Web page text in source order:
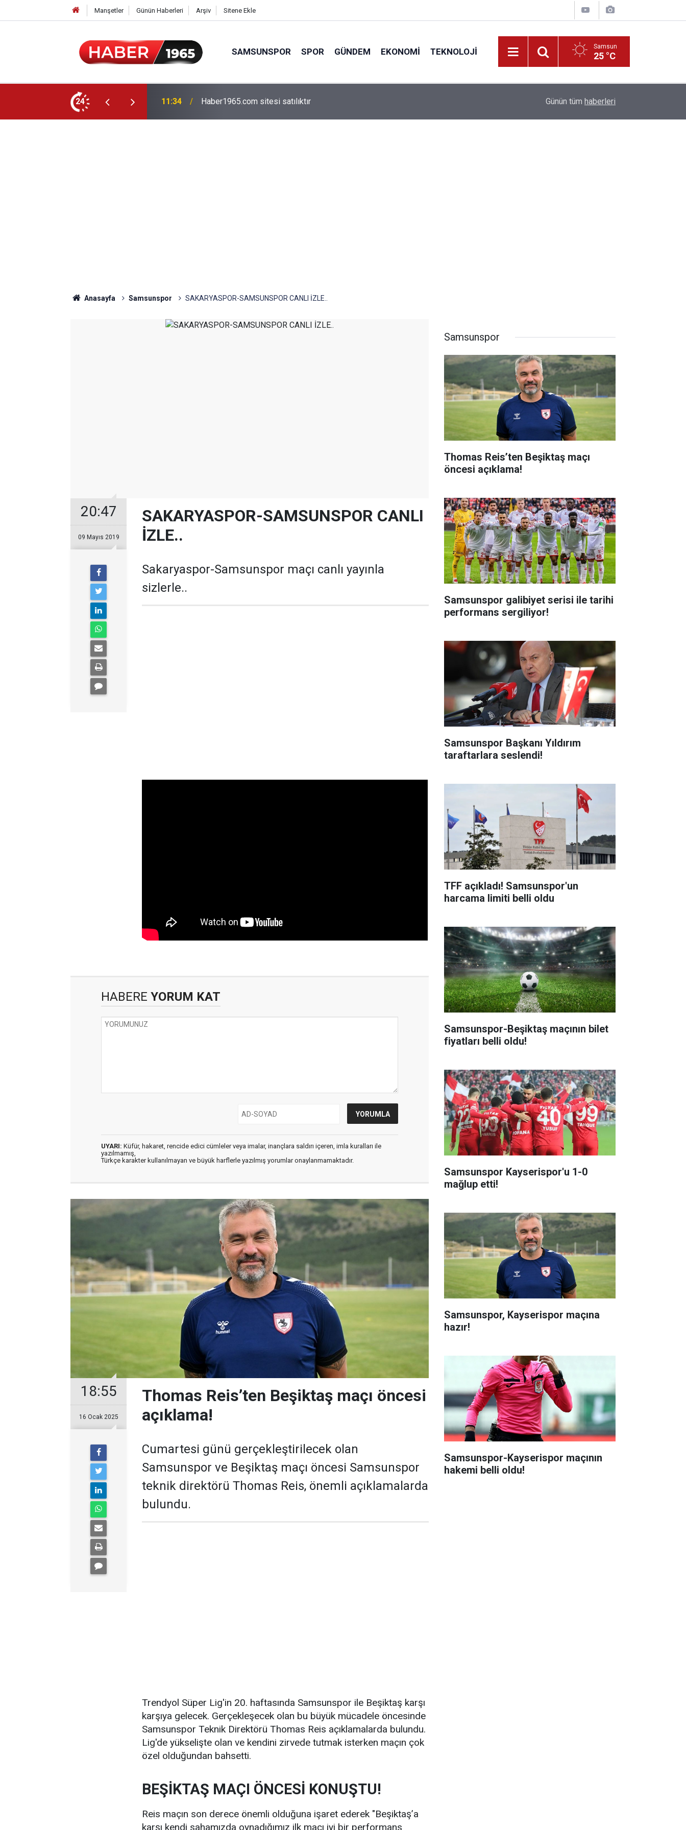
Manşetler Günün Haberleri Arşiv Sitene Ekle
SAMSUNSPOR SPOR GÜNDEM EKONOMI TEKNOLOJI Samsun
25 °C
24 15:52 Milyonlarca emekliyi ilgilendiriyor: Zamlı maaşlar hesaplarda Fahiş fiyatlar nedeniyle işletmelere 101 milyon
Günün tüm haberleri
Anasayfa Samsunspor SAKARYASPOR-SAMSUNSPOR CANLI İZLE..
20:47
09 Mayıs 2019
SAKARYASPOR-SAMSUNSPOR CANLI
İZLE..
Sakaryaspor-Samsunspor maçı canlı yayınla
sizlerle..
HABERE YORUM KAT
UYARI: Küfür, hakaret, rencide edici cümleler veya imalar, inançlara saldırı içeren, imla kuralları ile
yazılmamış,
Türkçe karakter kullanılmayan ve büyük harflerle yazılmış yorumlar onaylanmamaktadır.
18:55
16 Ocak 2025
Thomas Reis’ten Beşiktaş maçı öncesi
açıklama!
Cumartesi günü gerçekleştirilecek olan
Samsunspor ve Beşiktaş maçı öncesi Samsunspor
teknik direktörü Thomas Reis, önemli açıklamalarda
bulundu.
Trendyol Süper Lig'in 20. haftasında Samsunspor ile Beşiktaş karşı
karşıya gelecek. Gerçekleşecek olan bu büyük mücadele öncesinde
Samsunspor Teknik Direktörü Thomas Reis açıklamalarda bulundu.
Lig'de yükselişte olan ve kendini zirvede tutmak isterken maçın çok
özel olduğundan bahsetti.
BEŞİKTAŞ MAÇI ÖNCESİ KONUŞTU!
Reis maçın son derece önemli olduğuna işaret ederek "Beşiktaş’a
karşı kendi sahamızda oynadığımız ilk maçı iyi bir performans
Samsunspor
Thomas Reis’ten Beşiktaş maçı
öncesi açıklama!
Samsunspor galibiyet serisi ile tarihi
performans sergiliyor!
Samsunspor Başkanı Yıldırım
taraftarlara seslendi!
TFF açıkladı! Samsunspor'un
harcama limiti belli oldu
Samsunspor-Beşiktaş maçının bilet
fiyatları belli oldu!
Samsunspor Kayserispor'u 1-0
mağlup etti!
Samsunspor, Kayserispor maçına
hazır!
Samsunspor-Kayserispor maçının
hakemi belli oldu!